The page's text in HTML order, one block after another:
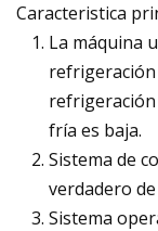
Caracteristica
La máquina
fría es baja.
Sistema de
verdadero
Sistema